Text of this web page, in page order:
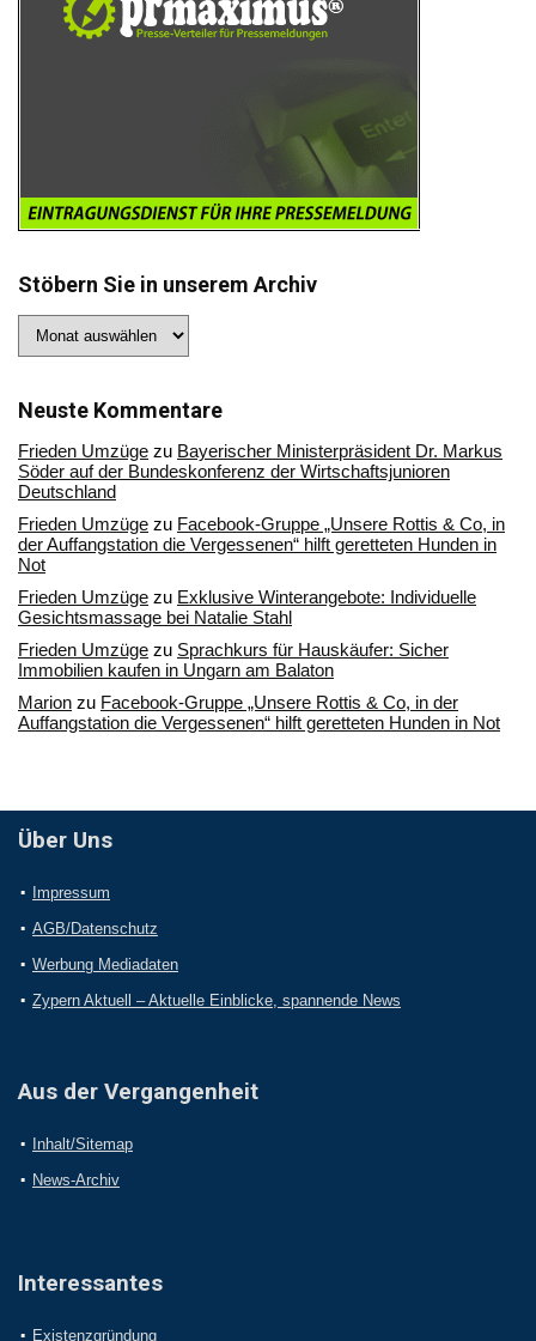
Stöbern Sie in unserem Archiv
Sie
Archiv
Neuste Kommentare
Frieden Umzüge zu Bayerischer Ministerpräsident Dr. Markus
Söder auf der Bundeskonferenz der Wirtschaftsjunioren
Deutschland
Frieden Umzüge zu Facebook-Gruppe „Unsere Rottis & Co, in
der Auffangstation die Vergessenen“ hilft geretteten Hunden in
Not
Frieden Umzüge zu Exklusive Winterangebote: Individuelle
Gesichtsmassage bei Natalie Stahl
Frieden Umzüge zu Sprachkurs für Hauskäufer: Sicher
Immobilien kaufen in Ungarn am Balaton
Marion zu Facebook-Gruppe „Unsere Rottis & Co, in der
Auffangstation die Vergessenen“ hilft geretteten Hunden in Not
Über Uns
Impressum
AGB/Datenschutz
Werbung Mediadaten
Zypern Aktuell – Aktuelle Einblicke, spannende News
Aus der Vergangenheit
Inhalt/Sitemap
News-Archiv
Interessantes
Existenzgründung